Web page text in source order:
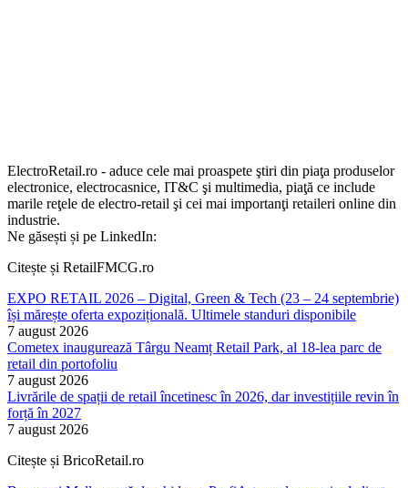
ElectroRetail.ro - aduce cele mai proaspete ştiri din piaţa produselor
electronice, electrocasnice, IT&C şi multimedia, piaţă ce include
marile reţele de electro-retail şi cei mai importanţi retaileri online din
industrie.
Ne găsești și pe LinkedIn:
Citește și RetailFMCG.ro
EXPO RETAIL 2026 – Digital, Green & Tech (23 – 24 septembrie)
își mărește oferta expozițională. Ultimele standuri disponibile
7 august 2026
Cometex inaugurează Târgu Neamț Retail Park, al 18-lea parc de
retail din portofoliu
7 august 2026
Livrările de spații de retail încetinesc în 2026, dar investițiile revin în
forță în 2027
7 august 2026
Citește și BricoRetail.ro